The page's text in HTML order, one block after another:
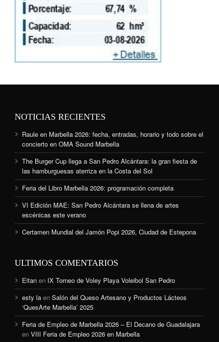
NOTICIAS RECIENTES
Raule en Marbella 2026: fecha, entradas, horario y todo sobre el
concierto en OMA Sound Marbella
The Burger Cup llega a San Pedro Alcántara: la gran fiesta de
las hamburguesas aterriza en la Costa del Sol
Feria del Libro Marbella 2026: programación completa
VI Edición MAE: San Pedro Alcántara se llena de artes
escénicas este verano
Certamen Mundial del Jamón Popi 2026, Ciudad de Estepona
ULTIMOS COMENTARIOS
Eitan en IX Torneo de Voley Playa Voleibol San Pedro
esty la en Salón del Queso Artesano y Productos Lácteos
‘QuesArte Marbella’ 2025
Feria de Empleo de Marbella 2026 – El Decano de Guadalajara
en VIII Feria de Empleo 2026 en Marbella